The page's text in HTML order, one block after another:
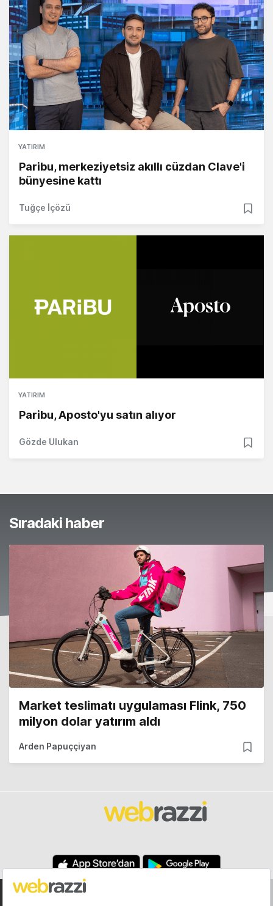
YATIRIM
Paribu, merkeziyetsiz akıllı cüzdan Clave'i
bünyesine kattı
Tuğçe İçözü
YATIRIM
Paribu, Aposto'yu satın alıyor
Gözde Ulukan
Sıradaki haber
Market teslimatı uygulaması Flink, 750
milyon dolar yatırım aldı
Arden Papuççiyan